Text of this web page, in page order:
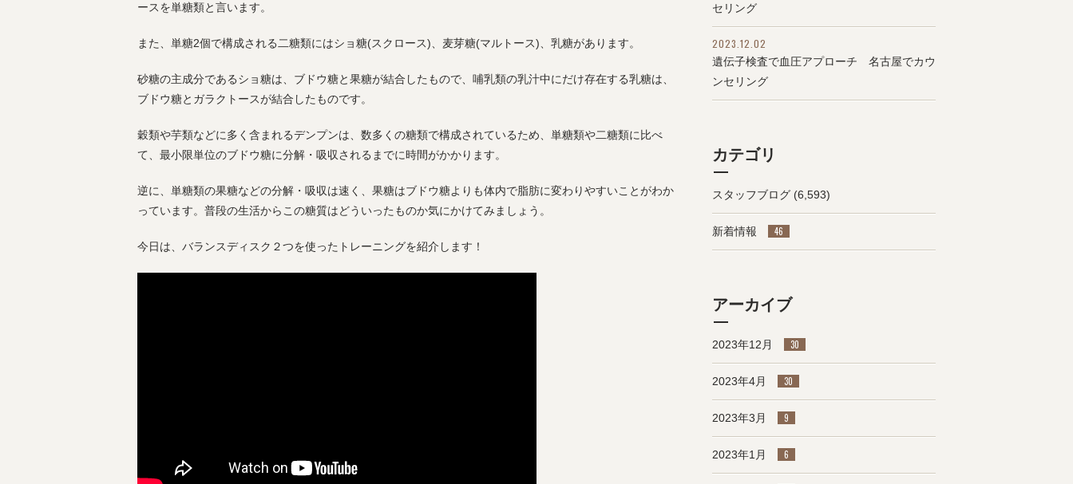
ースを単糖類と言います。
また、単糖2個で構成される二糖類にはショ糖(スクロース)、麦芽糖(マルトース)、乳糖があります。
砂糖の主成分であるショ糖は、ブドウ糖と果糖が結合したもので、哺乳類の乳汁中にだけ存在する乳糖は、
ブドウ糖とガラクトースが結合したものです。
穀類や芋類などに多く含まれるデンプンは、数多くの糖類で構成されているため、単糖類や二糖類に比べ
て、最小限単位のブドウ糖に分解・吸収されるまでに時間がかかります。
逆に、単糖類の果糖などの分解・吸収は速く、果糖はブドウ糖よりも体内で脂肪に変わりやすいことがわか
っています。普段の生活からこの糖質はどういったものか気にかけてみましょう。
今日は、バランスディスク２つを使ったトレーニングを紹介します！
セリング
2023.12.02
遺伝子検査で血圧アプローチ 名古屋でカウ
ンセリング
カテゴリ
スタッフブログ (6,593)
新着情報 46
アーカイブ
2023年12月 30
2023年4月 30
2023年3月 9
2023年1月 6